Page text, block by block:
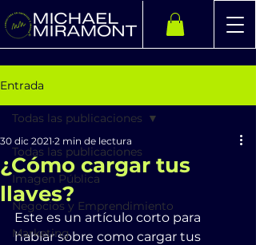
Entrada
Todas las publicaciones
Imagen Pública
Negocios y Emprendimiento
Marketing
Todas las publicaciones
¿Cómo cargar tus
llaves?
30 dic 2021 2 min de lectura
Este es un artículo corto para
hablar sobre como cargar tus